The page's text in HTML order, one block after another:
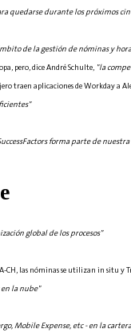
quedarse durante los próximos
de la gestión de nóminas y
pero, dice André Schulte, "la
traen aplicaciones de Workday a
forma parte de
global de los procesos"
las nóminas se utilizan in situ y
en la nube"
Mobile Expense, etc - en la